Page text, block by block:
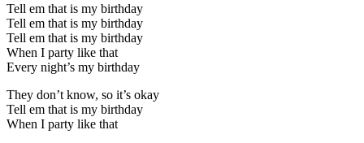
Tell em that is my birthday
Tell em that is my birthday
Tell em that is my birthday
When I party like that
Every night’s my birthday
They don’t know, so it’s okay
Tell em that is my birthday
When I party like that